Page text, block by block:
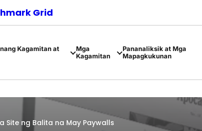
Grid
Kagamitan at
Mga
Kagamitan
Pananaliksik at Mga
Mapagkukunan
Site ng Balita na May Paywalls